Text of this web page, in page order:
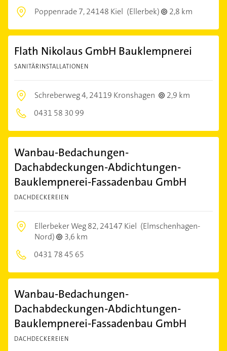
Poppenrade 7,24148 Kiel (Ellerbek) 2,8 km
Flath Nikolaus GmbH Bauklempnerei
SANITÄRINSTALLATIONEN
Schreberweg 4,24119 Kronshagen
2,9 km
0431 58 30 99
Wanbau-Bedachungen-
Dachabdeckungen-Abdichtungen-
Bauklempnerei-Fassadenbau GmbH
DACHDECKEREIEN
Ellerbeker Weg 82,24147 Kiel (Elmschenhagen-
Nord)
3,6 km
0431 78 45 65
Wanbau-Bedachungen-
Dachabdeckungen-Abdichtungen-
Bauklempnerei-Fassadenbau GmbH
DACHDECKEREIEN